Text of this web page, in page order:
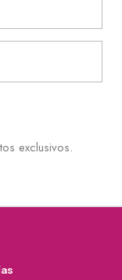
exclusivos.